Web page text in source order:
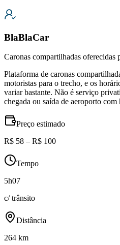
BlaBlaCar
Caronas compartilhadas oferecidas
Plataforma de caronas
motoristas para o trecho, e os
variar bastante. Não é serviço
chegada ou saída de aeroporto
Preço estimado
R$ 58 – R$ 100
Tempo
5h07
c/ trânsito
Distância
264 km